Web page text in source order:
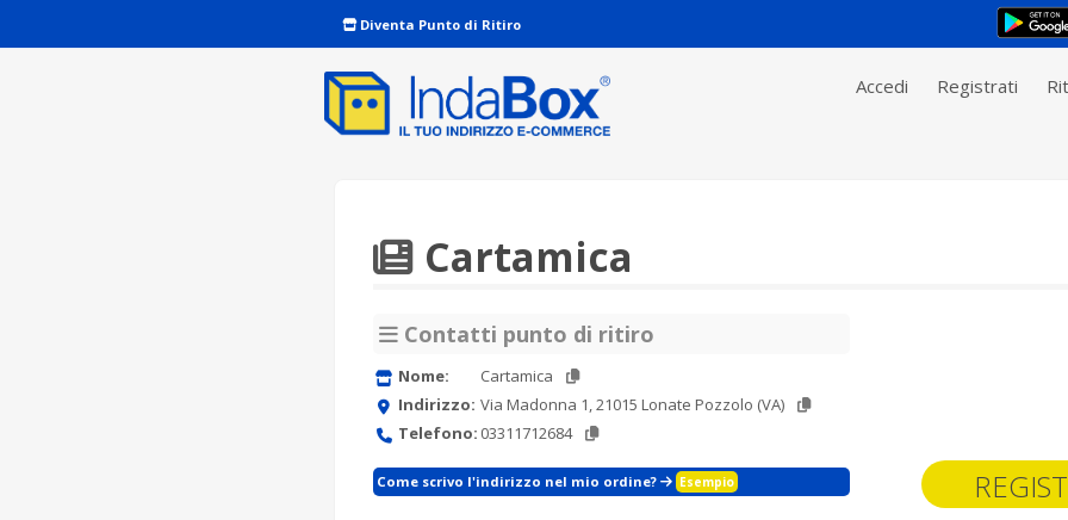
Diventa Punto di Ritiro
Accedi Registrati
Cartamica
Contatti punto di ritiro
Nome:
Cartamica
Indirizzo: Via Madonna 1, 21015 Lonate Pozzolo (VA)
Telefono: 03311712684
Come scrivo l'indirizzo nel mio ordine? Esempio